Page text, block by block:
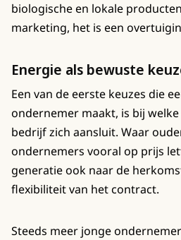
biologische en lokale
marketing, het is een
Energie als bewuste
Een van de eerste keuzes die
ondernemer maakt, is bij
bedrijf zich aansluit. Waar
ondernemers vooral op prijs
generatie ook naar de
flexibiliteit van het contract.
Steeds meer jonge